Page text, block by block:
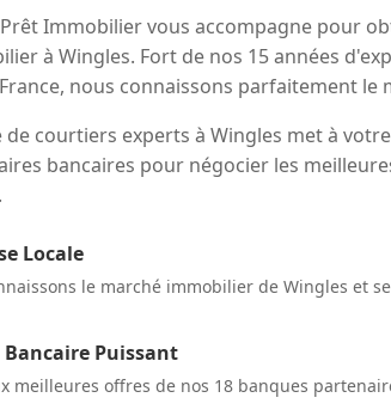
Immobilier vous accompagne pour
à Wingles. Fort de nos 15 années
nous connaissons parfaitement le
courtiers experts à Wingles met à
bancaires pour négocier les
Locale
le marché immobilier de Wingles et
Bancaire Puissant
meilleures offres de nos 18 banques